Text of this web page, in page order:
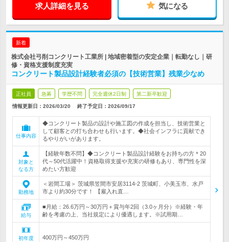
求人詳細を見る 気になる
新着
株式会社弓削コンクリート工業所 | 地域密着型の安定企業｜転勤なし｜研
修・資格支援制度充実
コンクリート製品設計経験者必須の【技術営業】残業少なめ
正社員 急募 学歴不問 完全週休2日制 第二新卒歓迎
情報更新日：2026/03/20 終了予定日： 2026/09/17
仕事内容
◆コンクリート製品の設計や施工図の作成を担当し、技術営業と
して顧客との打ち合わせも行います。◆社会インフラに貢献でき
るやりがいがあります。
対象と
なる方
【経験年数不問】◆コンクリート製品設計経験をお持ちの方＊20
代～50代活躍中！資格取得支援や充実の研修もあり、専門性を深
めたい方歓迎
勤務地
＜岩間工場＞ 茨城県笠間市安居3114-2 茨城町、小美玉市、水戸
市より約30分です！ 【雇入れ直…
給与
■月給：26.6万円～30万円＋賞与年2回（3.0ヶ月分）※経験・年
齢を考慮の上、当社規定により優遇します。※試用期…
初年度
400万円～450万円